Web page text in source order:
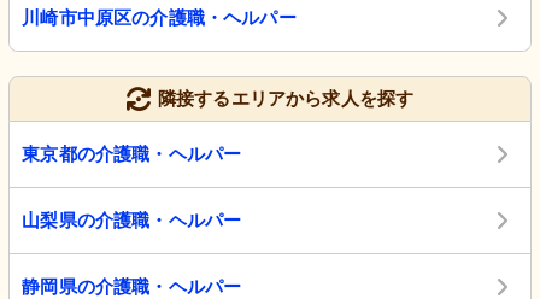
川崎市中原区の介護職・ヘルパー
隣接するエリアから求人を探す
東京都の介護職・ヘルパー
山梨県の介護職・ヘルパー
静岡県の介護職・ヘルパー